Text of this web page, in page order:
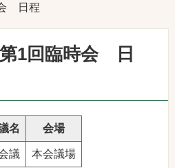
日程
1回臨時会 日
名 会場
議 本会議場